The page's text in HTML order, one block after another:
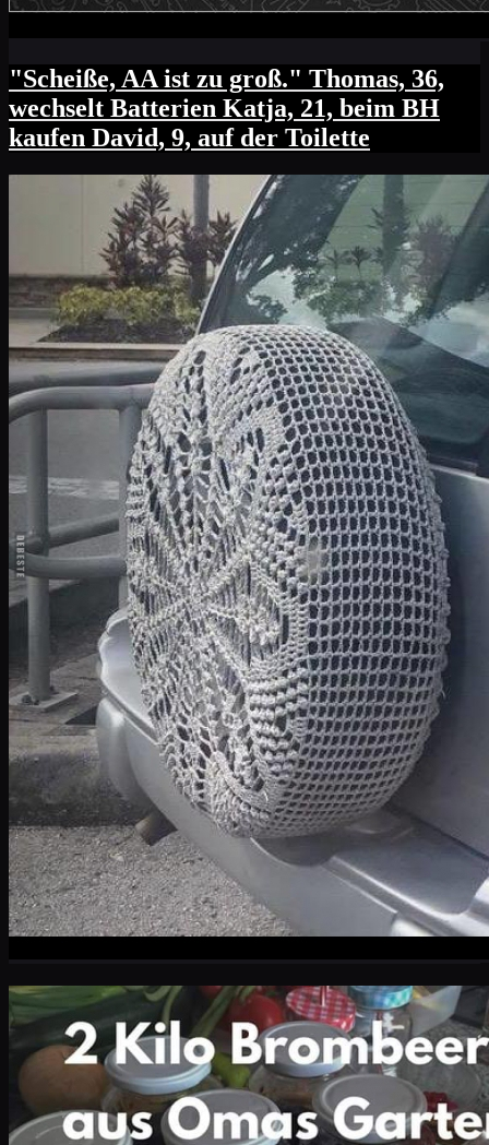
"Scheiße, AA ist zu groß." Thomas, 36,
wechselt Batterien Katja, 21, beim BH
kaufen David, 9, auf der Toilette